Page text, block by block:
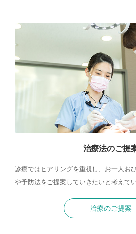
治療法のご提
診療ではヒアリングを重視し、お一人お
や予防法をご提案していきたいと考えてい
治療のご提案